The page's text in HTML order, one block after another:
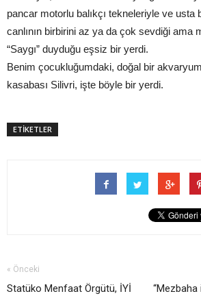
pancar motorlu balıkçı tekneleriyle ve usta
canlının birbirini az ya da çok sevdiği ama
“Saygı” duyduğu eşsiz bir yerdi.
Benim çocukluğumdaki, doğal bir
kasabası Silivri, işte böyle bir yerdi.
ETİKETLER
« Önceki
Statüko Menfaat Örgütü, İYİ
“Mezbaha